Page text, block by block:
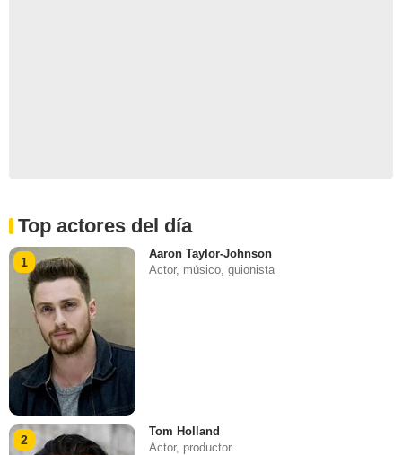
Top actores del día
1
Aaron Taylor-Johnson
Actor, músico, guionista
2
Tom Holland
Actor, productor